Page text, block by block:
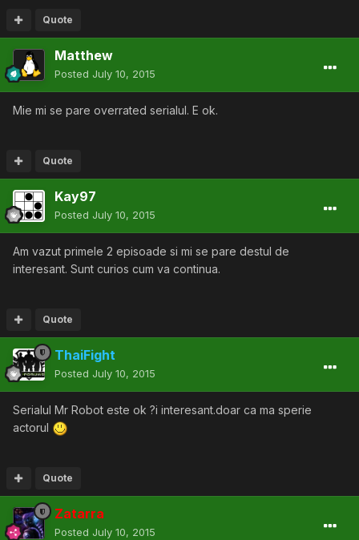
Quote
Matthew
Posted July 10, 2015
Mie mi se pare overrated serialul. E ok.
Quote
Kay97
Posted July 10, 2015
Am vazut primele 2 episoade si mi se pare destul de
interesant. Sunt curios cum va continua.
Quote
ThaiFight
Posted July 10, 2015
Serialul Mr Robot este ok ?i interesant.doar ca ma sperie
actorul
Quote
Zatarra
Posted July 10, 2015